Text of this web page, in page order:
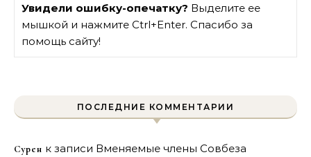
Увидели ошибку-опечатку? Выделите ее
мышкой и нажмите Ctrl+Enter. Спасибо за
помощь сайту!
ПОСЛЕДНИЕ КОММЕНТАРИИ
Сурен к записи Вменяемые члены Совбеза